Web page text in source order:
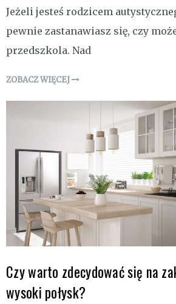
Jeżeli jesteś rodzicem
pewnie zastanawiasz się, czy
przedszkola. Nad
ZOBACZ WIĘCEJ
Czy warto zdecydować się na
wysoki połysk?